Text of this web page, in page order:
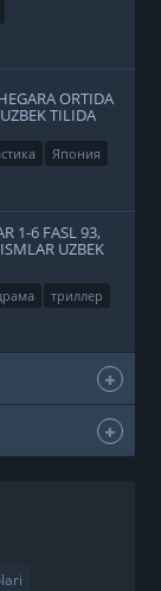
ORTIDA
TILIDA
Япония
1-6 FASL 93,
UZBEK
триллер